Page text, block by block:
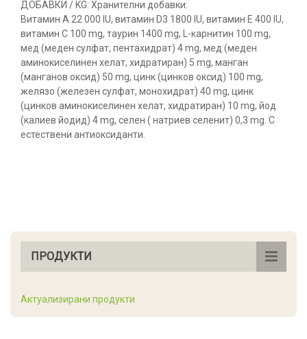
ДОБАВКИ / KG: Хранителни добавки:
Витамин А 22 000 IU, витамин D3 1800 IU, витамин E 400 IU,
витамин С 100 mg, таурин 1400 mg, L-карнитин 100 mg,
мед (меден сулфат, пентахидрат) 4 mg, мед (меден
аминокиселинен хелат, хидратиран) 5 mg, манган
(манганов оксид) 50 mg, цинк (цинков оксид) 100 mg,
желязо (железен сулфат, монохидрат) 40 mg, цинк
(цинков аминокиселинен хелат, хидратиран) 10 mg, йод
(калиев йодид) 4 mg, селен ( натриев селенит) 0,3 mg. С
естествени антиоксиданти.
ПРОДУКТИ
Актуализирани продукти